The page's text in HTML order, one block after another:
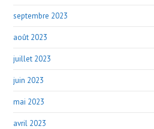
septembre 2023
août 2023
juillet 2023
juin 2023
mai 2023
avril 2023